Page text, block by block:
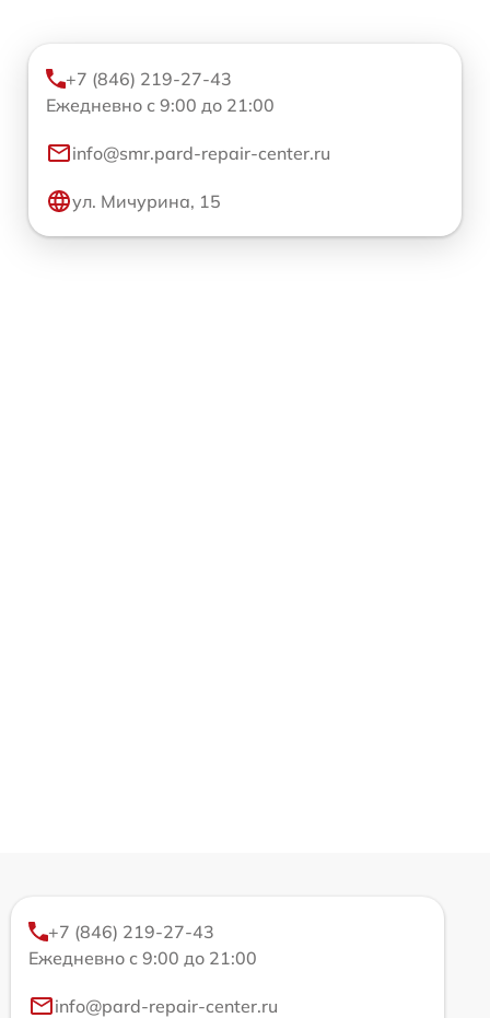
+7 (846) 219-27-43
Ежедневно с 9:00 до 21:00
info@smr.pard-repair-center.ru
ул. Мичурина, 15
+7 (846) 219-27-43
Ежедневно с 9:00 до 21:00
info@pard-repair-center.ru